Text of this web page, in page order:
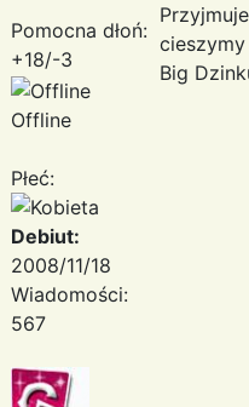
Pomocna dłoń:
+18/-3
Offline
Płeć:
Debiut:
2008/11/18
Wiadomości:
567
Big